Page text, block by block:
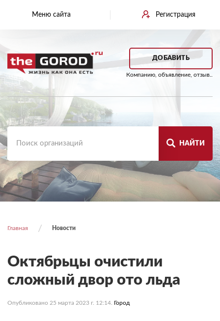
Меню сайта Регистрация
ДОБАВИТЬ
Компанию, объявление, отзыв..
НАЙТИ
Главная Новости
Октябрьцы очистили
сложный двор ото льда
Опубликовано 25 марта 2023 г. 12:14. Город